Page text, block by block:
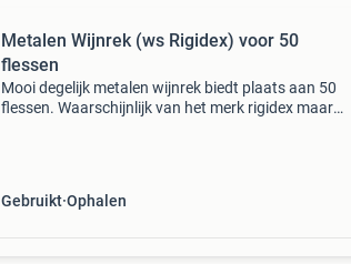
Metalen Wijnrek (ws Rigidex) voor 50
flessen
Mooi degelijk metalen wijnrek biedt plaats aan 50
flessen. Waarschijnlijk van het merk rigidex maar
Gebruikt Ophalen